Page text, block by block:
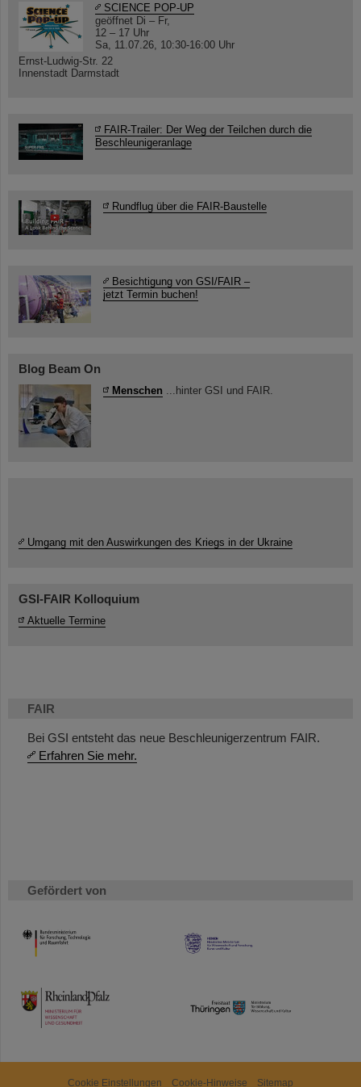
FAIR
Bei GSI entsteht das neue Beschleunigerzentrum FAIR.
Erfahren Sie mehr.
Gefördert von
HMWK
TMWWDG
SCIENCE POP-UP
geöffnet Di – Fr,
12 – 17 Uhr
Sa, 11.07.26, 10:30-16:00 Uhr
Ernst-Ludwig-Str. 22
Innenstadt Darmstadt
FAIR-Trailer: Der Weg der Teilchen durch die
Beschleunigeranlage
Rundflug über die FAIR-Baustelle
Besichtigung von GSI/FAIR –
jetzt Termin buchen!
Blog Beam On
Menschen ...hinter GSI und FAIR.
Umgang mit den Auswirkungen des Kriegs in der Ukraine
GSI-FAIR Kolloquium
Aktuelle Termine
Cookie Einstellungen Cookie-Hinweise Sitemap